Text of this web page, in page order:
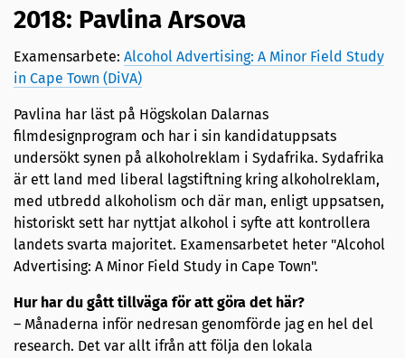
2018: Pavlina Arsova
Examensarbete: Alcohol Advertising: A Minor Field Study
in Cape Town (DiVA)
Pavlina har läst på Högskolan Dalarnas
filmdesignprogram och har i sin kandidatuppsats
undersökt synen på alkoholreklam i Sydafrika. Sydafrika
är ett land med liberal lagstiftning kring alkoholreklam,
med utbredd alkoholism och där man, enligt uppsatsen,
historiskt sett har nyttjat alkohol i syfte att kontrollera
landets svarta majoritet. Examensarbetet heter "Alcohol
Advertising: A Minor Field Study in Cape Town".
Hur har du gått tillväga för att göra det här?
– Månaderna inför nedresan genomförde jag en hel del
research. Det var allt ifrån att följa den lokala